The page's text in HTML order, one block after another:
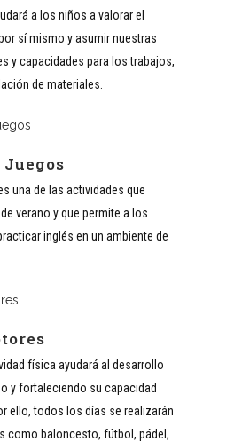
a los niños a valorar el
sí mismo y asumir nuestras
y capacidades para los trabajos,
de materiales.
una de las actividades que
verano y que permite a los
inglés en un ambiente de
física ayudará al desarrollo
y fortaleciendo su capacidad
ello, todos los días se realizarán
como baloncesto, fútbol, pádel,